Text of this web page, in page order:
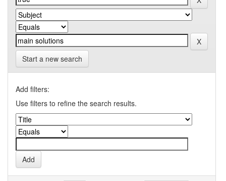
Start a new search
Add filters:
Use filters to refine the search results.